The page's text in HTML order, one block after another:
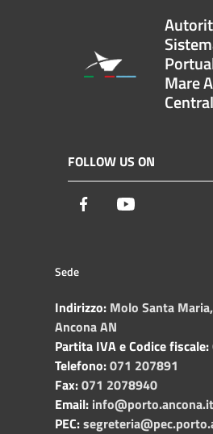
Mare
FOLLOW US ON
Facebook
Sede
Indirizzo: Molo Santa
Ancona AN
Partita IVA e Codice fiscale:
Telefono:071 207891
Fax:071 2078940
Email: info@porto.ancona.it
PEC: